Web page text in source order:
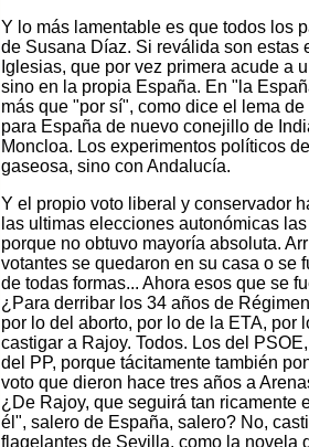
Y lo más lamentable es que todos los
de Susana Díaz. Si reválida son estas
Iglesias, que por vez primera acude a
sino en la propia España. En "la
más que "por sí", como dice el lema
para España de nuevo conejillo de
Moncloa. Los experimentos políticos
gaseosa, sino con Andalucía.
Y el propio voto liberal y conservador
las ultimas elecciones autonómicas
porque no obtuvo mayoría absoluta.
votantes se quedaron en su casa o se
de todas formas... Ahora esos que se
¿Para derribar los 34 años de
por lo del aborto, por lo de la ETA, por
castigar a Rajoy. Todos. Los del
del PP, porque tácitamente también
voto que dieron hace tres años a
¿De Rajoy, que seguirá tan ricamente
él", salero de España, salero? No,
flagelantes de Sevilla, como la novela